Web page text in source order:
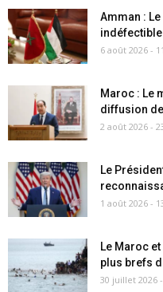
Amman :
6 août 2026 -
Maroc : Le
diffusion
2 août 2026 -
Le
1 août 2026 -
Le Maroc
plus brefs
30 juillet 2026